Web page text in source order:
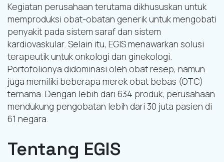
Tentang EGIS
Kegiatan perusahaan terutama dikhususkan untuk
memproduksi obat-obatan generik untuk mengobati
penyakit pada sistem saraf dan sistem
kardiovaskular. Selain itu, EGIS menawarkan solusi
terapeutik untuk onkologi dan ginekologi.
Portofolionya didominasi oleh obat resep, namun
juga memiliki beberapa merek obat bebas (OTC)
ternama. Dengan lebih dari 634 produk, perusahaan
mendukung pengobatan lebih dari 30 juta pasien di
61 negara.